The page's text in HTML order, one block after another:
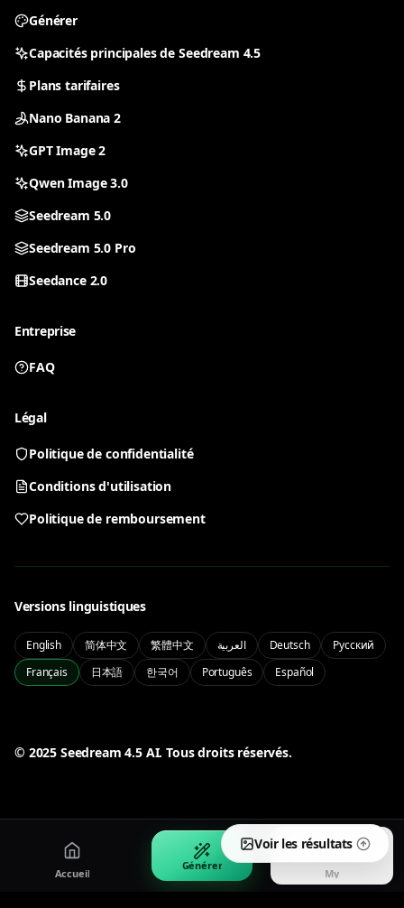
Générer
Capacités principales de Seedream 4.5
Plans tarifaires
Nano Banana 2
GPT Image 2
Qwen Image 3.0
Seedream 5.0
Seedream 5.0 Pro
Seedance 2.0
Entreprise
FAQ
Légal
Politique de confidentialité
Conditions d'utilisation
Politique de remboursement
Versions linguistiques
English 简体中文 繁體中文 العربية Deutsch
Русский
Français
日本語 한국어 Português Español
© 2025 Seedream 4.5 AI. Tous droits réservés.
Nano Banana 2
PRO
Seedream 5.0 Pro
Pro Seedream 5.0 quality and control
Accueil
Générer
My
Voir les résultats